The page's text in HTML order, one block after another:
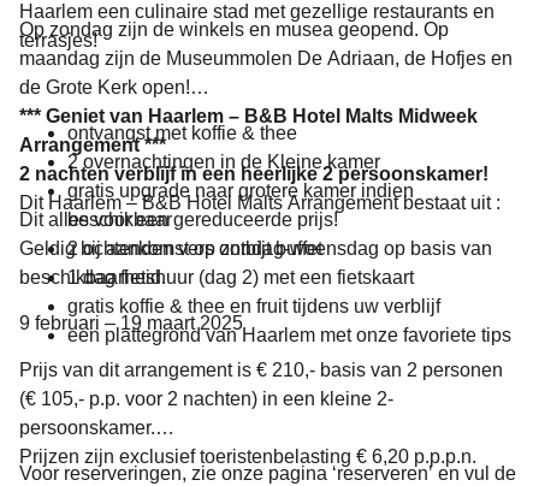
Haarlem een culinaire stad met gezellige restaurants en
terrasjes!
Op zondag zijn de winkels en musea geopend. Op
maandag zijn de Museummolen De Adriaan, de Hofjes en
de Grote Kerk open!
*** Geniet van Haarlem – B&B Hotel Malts Midweek
Arrangement ***
2 nachten verblijf in een heerlijke 2 persoonskamer!
Dit Haarlem – B&B Hotel Malts Arrangement bestaat uit :
ontvangst met koffie & thee
2 overnachtingen in de Kleine kamer
gratis upgrade naar grotere kamer indien
beschikbaar
2 ochtenden vers ontbijt buffet
1 dag fietshuur (dag 2) met een fietskaart
gratis koffie & thee en fruit tijdens uw verblijf
een plattegrond van Haarlem met onze favoriete tips
Dit alles voor een gereduceerde prijs!
Geldig bij aankomst op zondag-woensdag op basis van
beschikbaarheid.
9 februari – 19 maart 2025
Prijs van dit arrangement is € 210,- basis van 2 personen
(€ 105,- p.p. voor 2 nachten) in een kleine 2-
persoonskamer.
Prijzen zijn exclusief toeristenbelasting € 6,20 p.p.p.n.
Voor reserveringen, zie onze pagina ‘reserveren’ en vul de